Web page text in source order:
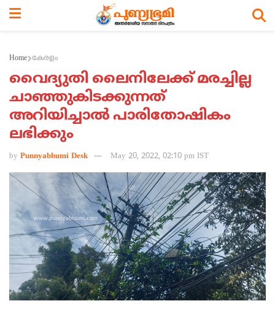
Home കേരളം
വൈദ്യുതി ലൈനിലേക്ക് മരച്ചില്ല
ചാഞ്ഞുകിടക്കുന്നത്
അറിയിച്ചാല്‍ പാരിതോഷികം
ലഭിക്കും
by Punnyabhumi Desk May 20, 2022, 02:10 pm IST